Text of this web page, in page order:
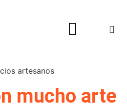
mucho arte